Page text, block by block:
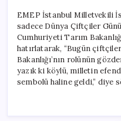
EMEP İstanbul Milletvekili
sadece Dünya Çiftçiler
Cumhuriyeti Tarım
hatırlatarak, “Bugün
Bakanlığı’nın rolünün
yazık ki köylü, milletin
sembolü haline geldi,” diye